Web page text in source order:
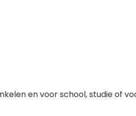
en voor school, studie of